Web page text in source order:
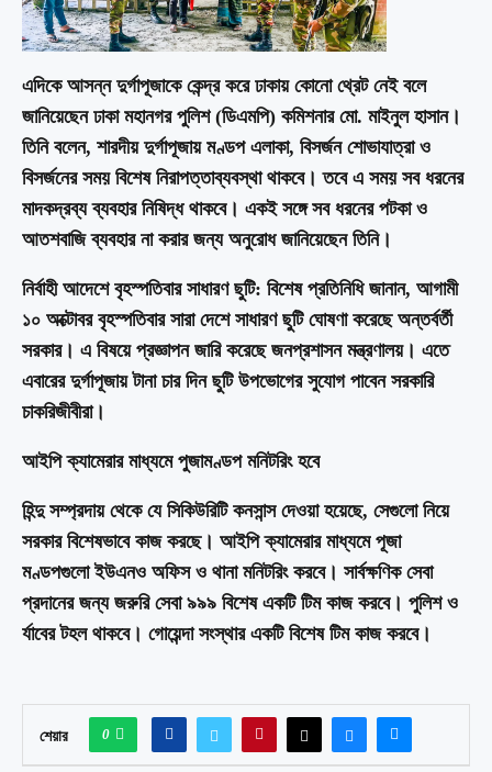
এদিকে আসন্ন দুর্গাপূজাকে কেন্দ্র করে ঢাকায় কোনো থ্রেট নেই বলে
জানিয়েছেন ঢাকা মহানগর পুলিশ (ডিএমপি) কমিশনার মো. মাইনুল হাসান।
তিনি বলেন, শারদীয় দুর্গাপূজায় মণ্ডপ এলাকা, বিসর্জন শোভাযাত্রা ও
বিসর্জনের সময় বিশেষ নিরাপত্তাব্যবস্থা থাকবে। তবে এ সময় সব ধরনের
মাদকদ্রব্য ব্যবহার নিষিদ্ধ থাকবে। একই সঙ্গে সব ধরনের পটকা ও
আতশবাজি ব্যবহার না করার জন্য অনুরোধ জানিয়েছেন তিনি।
নির্বাহী আদেশে বৃহস্পতিবার সাধারণ ছুটি: বিশেষ প্রতিনিধি জানান, আগামী
১০ অক্টোবর বৃহস্পতিবার সারা দেশে সাধারণ ছুটি ঘোষণা করেছে অন্তর্বর্তী
সরকার। এ বিষয়ে প্রজ্ঞাপন জারি করেছে জনপ্রশাসন মন্ত্রণালয়। এতে
এবারের দুর্গাপূজায় টানা চার দিন ছুটি উপভোগের সুযোগ পাবেন সরকারি
চাকরিজীবীরা।
আইপি ক্যামেরার মাধ্যমে পুজামণ্ডপ মনিটরিং হবে
হিন্দু সম্প্রদায় থেকে যে সিকিউরিটি কনসান্স দেওয়া হয়েছে, সেগুলো নিয়ে
সরকার বিশেষভাবে কাজ করছে। আইপি ক্যামেরার মাধ্যমে পূজা
মণ্ডপগুলো ইউএনও অফিস ও থানা মনিটরিং করবে। সার্বক্ষণিক সেবা
প্রদানের জন্য জরুরি সেবা ৯৯৯ বিশেষ একটি টিম কাজ করবে। পুলিশ ও
র্যাবের টহল থাকবে। গোয়েন্দা সংস্থার একটি বিশেষ টিম কাজ করবে।
শেয়ার 0